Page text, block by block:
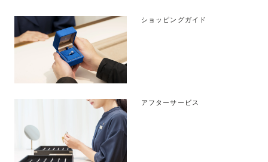
ショッピングガイド
アフターサービス